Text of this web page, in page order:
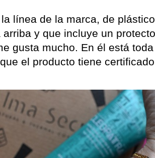
línea de la marca, de
arriba y que incluye un
gusta mucho. En él está
el producto tiene